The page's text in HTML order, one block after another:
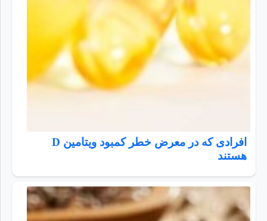
افرادی که در معرض خطر کمبود ویتامین D
هستند